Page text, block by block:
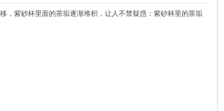
，紫砂杯里面的茶垢逐渐堆积，让人不禁疑惑：紫砂杯里的茶垢